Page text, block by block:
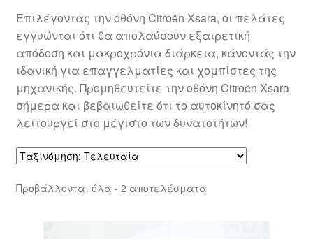
Σχετικά με εμάς
Επιλέγοντας την οθόνη Citroën Xsara, οι πελάτες
εγγυώνται ότι θα απολαύσουν εξαιρετική
απόδοση και μακροχρόνια διάρκεια, κάνοντάς την
ιδανική για επαγγελματίες και χομπίστες της
μηχανικής. Προμηθευτείτε την οθόνη Citroën Xsara
σήμερα και βεβαιωθείτε ότι το αυτοκίνητό σας
λειτουργεί στο μέγιστο των δυνατοτήτων!
Προβάλλονται όλα - 2 αποτελέσματαSorted